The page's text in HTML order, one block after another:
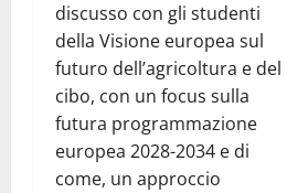
discusso con gli studenti
della Visione europea sul
futuro dell’agricoltura e del
cibo, con un focus sulla
futura programmazione
europea 2028-2034 e di
come, un approccio